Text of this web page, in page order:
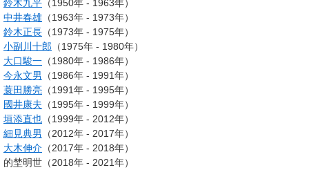
鈴木九平 （1950年 - 1963年）
中井春雄 （1963年 - 1973年）
鈴木正長 （1973年 - 1975年）
小副川十郎 （1975年 - 1980年）
大口駿一 （1980年 - 1986年）
今永文男
（1986年 - 1991年）
蓑田勝亮 （1991年 - 1995年）
國井康夫 （1995年 - 1999年）
垣添直也 （1999年 - 2012年）
細見典男
（2012年 - 2017年）
大木伸介 （2017年 - 2018年）
的埜明世（2018年 - 2021年）